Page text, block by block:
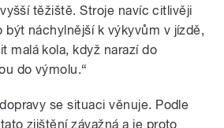
těžiště. Stroje navíc citlivěji
být náchylnější k výkyvům v jízdě,
malá kola, když narazí do
do výmolu.“
se situaci věnuje. Podle
zjištění závažná a je proto